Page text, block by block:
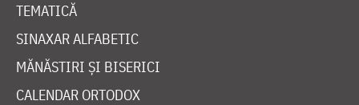
TEMATICĂ
SINAXAR ALFABETIC
MĂNĂSTIRI ȘI BISERICI
CALENDAR ORTODOX